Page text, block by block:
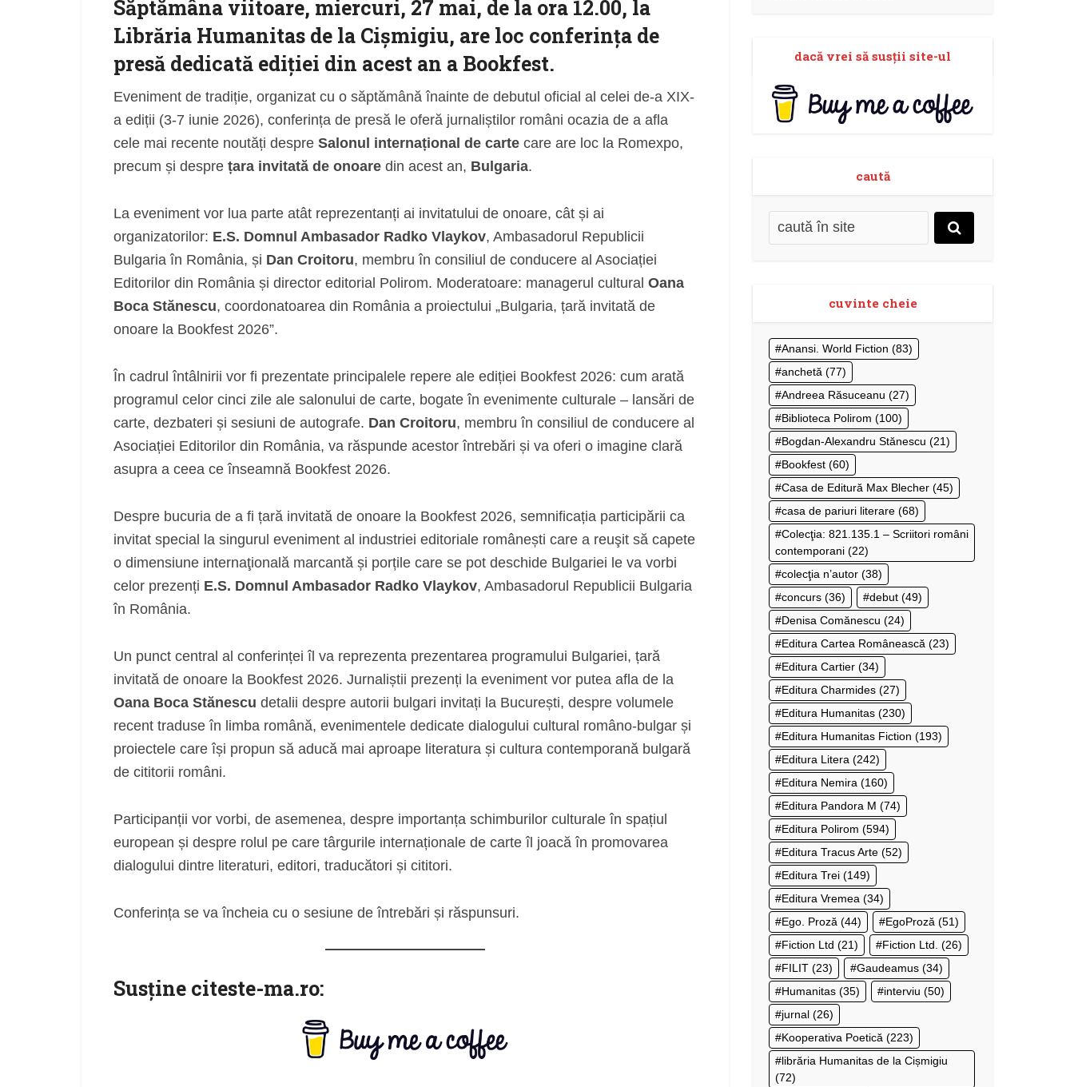
Săptămâna viitoare, miercuri, 27 mai, de la ora 12.00, la
Librăria Humanitas de la Cișmigiu, are loc conferința de
presă dedicată ediției din acest an a Bookfest.
Eveniment de tradiție, organizat cu o săptămână înainte de debutul oficial al celei de-a XIX-
a ediții (3-7 iunie 2026), conferința de presă le oferă jurnaliștilor români ocazia de a afla
cele mai recente noutăți despre Salonul internațional de carte care are loc la Romexpo,
precum și despre țara invitată de onoare din acest an, Bulgaria.
La eveniment vor lua parte atât reprezentanți ai invitatului de onoare, cât și ai
organizatorilor: E.S. Domnul Ambasador Radko Vlaykov, Ambasadorul Republicii
Bulgaria în România, și Dan Croitoru, membru în consiliul de conducere al Asociației
Editorilor din România și director editorial Polirom. Moderatoare: managerul cultural Oana
Boca Stănescu, coordonatoarea din România a proiectului „Bulgaria, țară invitată de
onoare la Bookfest 2026”.
În cadrul întâlnirii vor fi prezentate principalele repere ale ediției Bookfest 2026: cum arată
programul celor cinci zile ale salonului de carte, bogate în evenimente culturale – lansări de
carte, dezbateri și sesiuni de autografe. Dan Croitoru, membru în consiliul de conducere al
Asociației Editorilor din România, va răspunde acestor întrebări și va oferi o imagine clară
asupra a ceea ce înseamnă Bookfest 2026.
Despre bucuria de a fi țară invitată de onoare la Bookfest 2026, semnificația participării ca
invitat special la singurul eveniment al industriei editoriale românești care a reuşit să capete
o dimensiune internaţională marcantă și porțile care se pot deschide Bulgariei le va vorbi
celor prezenți E.S. Domnul Ambasador Radko Vlaykov, Ambasadorul Republicii Bulgaria
în România.
Un punct central al conferinței îl va reprezenta prezentarea programului Bulgariei, țară
invitată de onoare la Bookfest 2026. Jurnaliștii prezenți la eveniment vor putea afla de la
Oana Boca Stănescu detalii despre autorii bulgari invitați la București, despre volumele
recent traduse în limba română, evenimentele dedicate dialogului cultural româno-bulgar și
proiectele care își propun să aducă mai aproape literatura și cultura contemporană bulgară
de cititorii români.
Participanții vor vorbi, de asemenea, despre importanța schimburilor culturale în spațiul
european și despre rolul pe care târgurile internaționale de carte îl joacă în promovarea
dialogului dintre literaturi, editori, traducători și cititori.
Conferința se va încheia cu o sesiune de întrebări și răspunsuri.
Susţine citeste-ma.ro:
dacă vrei să susţii site-ul
caută
cuvinte cheie
Anansi. World Fiction (83)
anchetă (77)
Andreea Răsuceanu (27)
Biblioteca Polirom (100)
Bogdan-Alexandru Stănescu (21)
Bookfest (60)
Casa de Editură Max Blecher (45)
casa de pariuri literare (68)
Colecţia: 821.135.1 – Scriitori români
contemporani (22)
colecţia n’autor (38)
concurs (36) debut (49)
Denisa Comănescu (24)
Editura Cartea Românească (23)
Editura Cartier (34)
Editura Charmides (27)
Editura Humanitas (230)
Editura Humanitas Fiction (193)
Editura Litera (242)
Editura Nemira (160)
Editura Pandora M (74)
Editura Polirom (594)
Editura Tracus Arte (52)
Editura Trei (149)
Editura Vremea (34)
Ego. Proză (44) EgoProză (51)
Fiction Ltd (21) Fiction Ltd. (26)
FILIT (23) Gaudeamus (34)
Humanitas (35) interviu (50)
jurnal (26)
Kooperativa Poetică (223)
librăria Humanitas de la Cișmigiu
(72)